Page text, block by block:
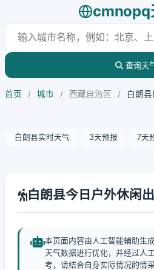
cmnopq
查询天
首页 / 城市 / 西藏自治区 / 白朗
白朗县实时天气 3天预报 7天
白朗县今日户外休闲
本页面内容由人工智能辅助生
天气数据进行优化，并经过人
考，请结合自身实际情况酌情采